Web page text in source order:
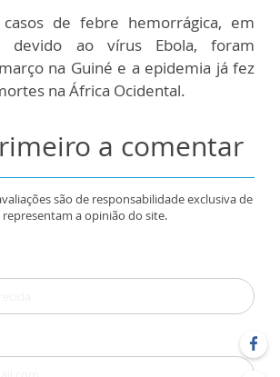
de febre hemorrágica, em
devido ao vírus Ebola, foram
na Guiné e a epidemia já fez
na África Ocidental.
a comentar
são de responsabilidade exclusiva de
a opinião do site.